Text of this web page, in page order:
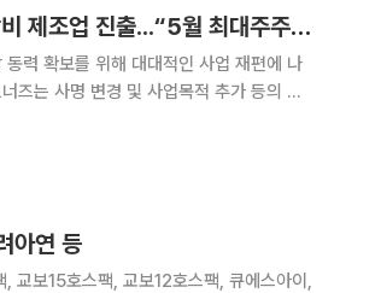
엔터파트너즈, 반도체·이차전지 등 첨단장비 제조업 진출...“5월 최대주주 및 사명 변경”
력 확보를 위해 대대적인 사업 재편에 나
기 한주하이
아연 등